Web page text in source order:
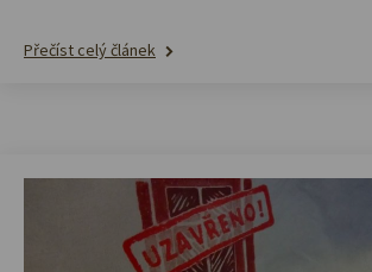
Přečíst celý článek